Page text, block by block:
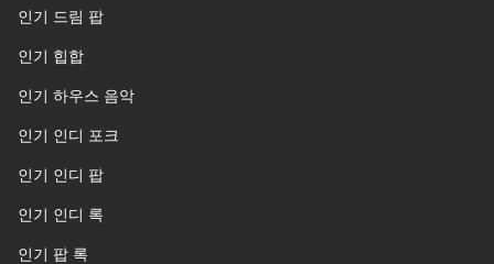
인기 드림 팝
인기 힙합
인기 하우스 음악
인기 인디 포크
인기 인디 팝
인기 인디 록
인기 팝 록